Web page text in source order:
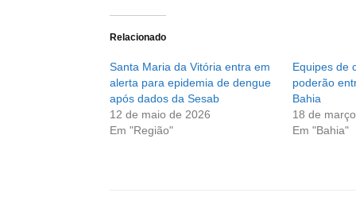
Relacionado
Santa Maria da Vitória entra em
alerta para epidemia de dengue
após dados da Sesab
12 de maio de 2026
Em "Região"
Equipes de
poderão
Bahia
18 de
Em "Bahia"